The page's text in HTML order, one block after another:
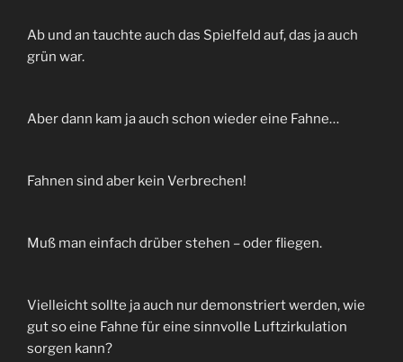
Ab und an tauchte auch das Spielfeld auf, das ja auch
grün war.
Aber dann kam ja auch schon wieder eine Fahne…
Fahnen sind aber kein Verbrechen!
Muß man einfach drüber stehen – oder fliegen.
Vielleicht sollte ja auch nur demonstriert werden, wie
gut so eine Fahne für eine sinnvolle Luftzirkulation
sorgen kann?